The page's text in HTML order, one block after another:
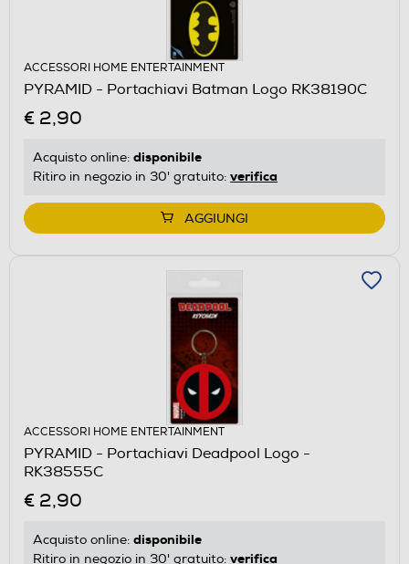
ACCESSORI HOME ENTERTAINMENT
PYRAMID - Portachiavi Batman Logo RK38190C
€ 2,90
Acquisto online: disponibile
Ritiro in negozio in 30' gratuito: verifica
AGGIUNGI
ACCESSORI HOME ENTERTAINMENT
PYRAMID - Portachiavi Deadpool Logo -
RK38555C
€ 2,90
Acquisto online: disponibile
Ritiro in negozio in 30' gratuito: verifica